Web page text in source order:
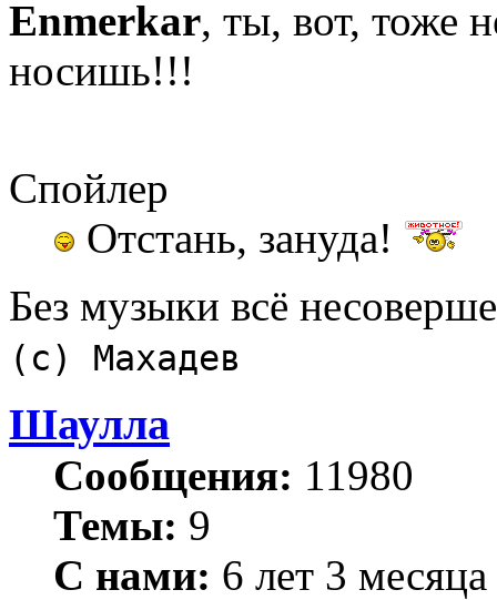
Enmerkar, ты, вот, тоже
носишь!!!
Спойлер
Отстань, зануда!
Без музыки всё
(с) Махадев
Шаулла
Сообщения: 11980
Темы: 9
С нами: 6 лет 3 месяца